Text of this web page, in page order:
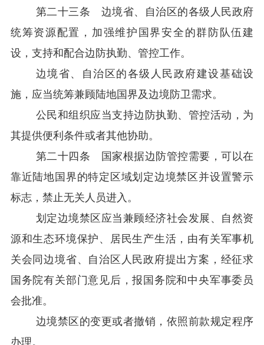
第二十三条 边境省、自治区的各级人民政府
统筹资源配置，加强维护国界安全的群防队伍建
设，支持和配合边防执勤、管控工作。
边境省、自治区的各级人民政府建设基础设
施，应当统筹兼顾陆地国界及边境防卫需求。
公民和组织应当支持边防执勤、管控活动，为
其提供便利条件或者其他协助。
第二十四条 国家根据边防管控需要，可以在
靠近陆地国界的特定区域划定边境禁区并设置警示
标志，禁止无关人员进入。
划定边境禁区应当兼顾经济社会发展、自然资
源和生态环境保护、居民生产生活，由有关军事机
关会同边境省、自治区人民政府提出方案，经征求
国务院有关部门意见后，报国务院和中央军事委员
会批准。
边境禁区的变更或者撤销，依照前款规定程序
办理。